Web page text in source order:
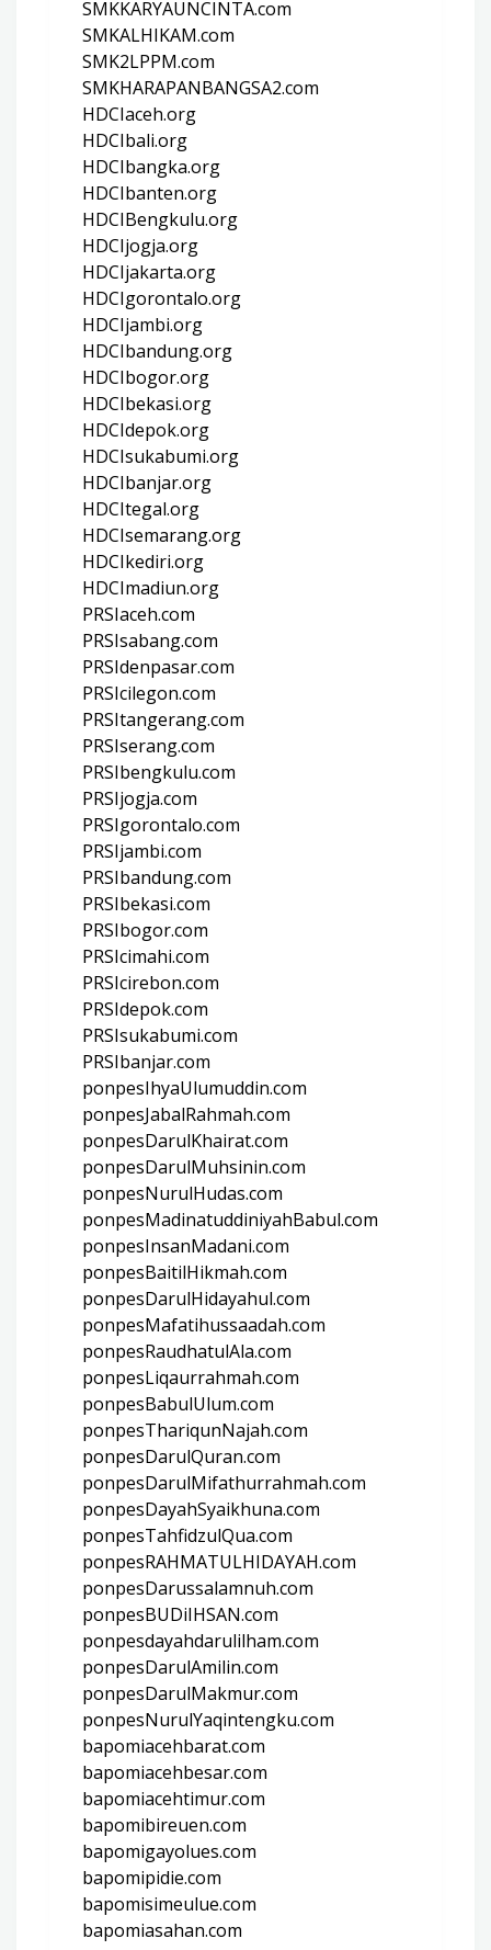
SMKKARYAUNCINTA.com
SMKALHIKAM.com
SMK2LPPM.com
SMKHARAPANBANGSA2.com
HDCIaceh.org
HDCIbali.org
HDCIbangka.org
HDCIbanten.org
HDCIBengkulu.org
HDCIjogja.org
HDCIjakarta.org
HDCIgorontalo.org
HDCIjambi.org
HDCIbandung.org
HDCIbogor.org
HDCIbekasi.org
HDCIdepok.org
HDCIsukabumi.org
HDCIbanjar.org
HDCItegal.org
HDCIsemarang.org
HDCIkediri.org
HDCImadiun.org
PRSIaceh.com
PRSIsabang.com
PRSIdenpasar.com
PRSIcilegon.com
PRSItangerang.com
PRSIserang.com
PRSIbengkulu.com
PRSIjogja.com
PRSIgorontalo.com
PRSIjambi.com
PRSIbandung.com
PRSIbekasi.com
PRSIbogor.com
PRSIcimahi.com
PRSIcirebon.com
PRSIdepok.com
PRSIsukabumi.com
PRSIbanjar.com
ponpesIhyaUlumuddin.com
ponpesJabalRahmah.com
ponpesDarulKhairat.com
ponpesDarulMuhsinin.com
ponpesNurulHudas.com
ponpesMadinatuddiniyahBabul.com
ponpesInsanMadani.com
ponpesBaitilHikmah.com
ponpesDarulHidayahul.com
ponpesMafatihussaadah.com
ponpesRaudhatulAla.com
ponpesLiqaurrahmah.com
ponpesBabulUlum.com
ponpesThariqunNajah.com
ponpesDarulQuran.com
ponpesDarulMifathurrahmah.com
ponpesDayahSyaikhuna.com
ponpesTahfidzulQua.com
ponpesRAHMATULHIDAYAH.com
ponpesDarussalamnuh.com
ponpesBUDiIHSAN.com
ponpesdayahdarulilham.com
ponpesDarulAmilin.com
ponpesDarulMakmur.com
ponpesNurulYaqintengku.com
bapomiacehbarat.com
bapomiacehbesar.com
bapomiacehtimur.com
bapomibireuen.com
bapomigayolues.com
bapomipidie.com
bapomisimeulue.com
bapomiasahan.com